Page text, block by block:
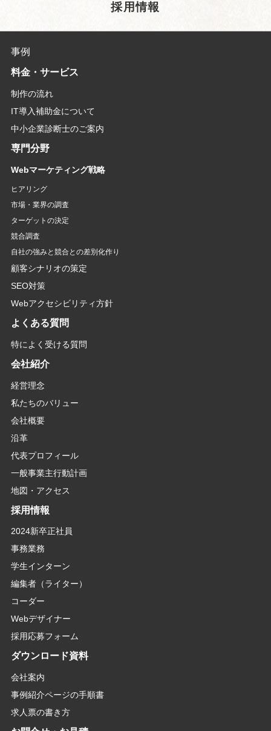
採用情報
事例
料金・サービス
制作の流れ
IT導入補助金について
中小企業診断士のご案内
専門分野
Webマーケティング戦略
ヒアリング
市場・業界の調査
ターゲットの決定
競合調査
自社の強みと競合との差別化作り
顧客シナリオの策定
SEO対策
Webアクセシビリティ方針
よくある質問
特によく受ける質問
会社紹介
経営理念
私たちのバリュー
会社概要
沿革
代表プロフィール
一般事業主行動計画
地図・アクセス
採用情報
2024新卒正社員
事務業務
学生インターン
編集者（ライター）
コーダー
Webデザイナー
採用応募フォーム
ダウンロード資料
会社案内
事例紹介ページの手順書
求人票の書き方